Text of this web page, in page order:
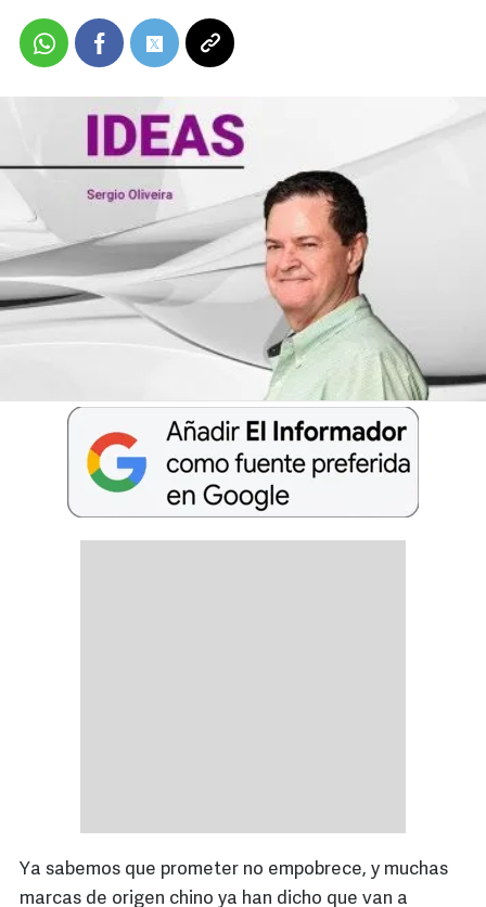
Ya sabemos que prometer no empobrece, y muchas
marcas de origen chino ya han dicho que van a